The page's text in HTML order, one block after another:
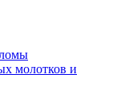
молотков и